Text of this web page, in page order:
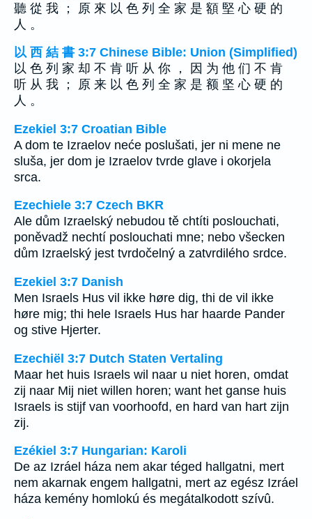
聽 從 我 ； 原 來 以 色 列 全 家 是 額 堅 心 硬 的
人 。
以 西 結 書 3:7 Chinese Bible: Union (Simplified)
以 色 列 家 却 不 肯 听 从 你 ， 因 为 他 们 不 肯
听 从 我 ； 原 来 以 色 列 全 家 是 额 坚 心 硬 的
人 。
Ezekiel 3:7 Croatian Bible
A dom te Izraelov neće poslušati, jer ni mene ne
sluša, jer dom je Izraelov tvrde glave i okorjela
srca.
Ezechiele 3:7 Czech BKR
Ale dům Izraelský nebudou tě chtíti poslouchati,
poněvadž nechtí poslouchati mne; nebo všecken
dům Izraelský jest tvrdočelný a zatvrdilého srdce.
Ezekiel 3:7 Danish
Men Israels Hus vil ikke høre dig, thi de vil ikke
høre mig; thi hele Israels Hus har haarde Pander
og stive Hjerter.
Ezechiël 3:7 Dutch Staten Vertaling
Maar het huis Israels wil naar u niet horen, omdat
zij naar Mij niet willen horen; want het ganse huis
Israels is stijf van voorhoofd, en hard van hart zijn
zij.
Ezékiel 3:7 Hungarian: Karoli
De az Izráel háza nem akar téged hallgatni, mert
nem akarnak engem hallgatni, mert az egész Izráel
háza kemény homlokú és megátalkodott szívû.